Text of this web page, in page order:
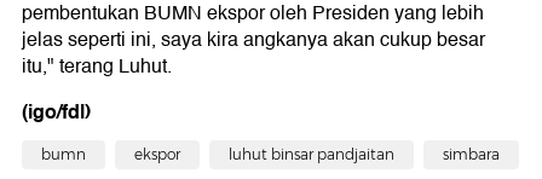
pembentukan BUMN ekspor oleh Presiden yang lebih
jelas seperti ini, saya kira angkanya akan cukup besar
itu," terang Luhut.
(igo/fdl)
bumn ekspor luhut binsar pandjaitan simbara